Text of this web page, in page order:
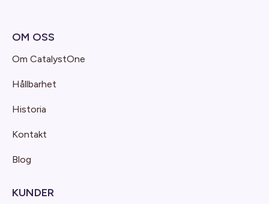
OM OSS
Om CatalystOne
Hållbarhet
Historia
Kontakt
Blog
KUNDER